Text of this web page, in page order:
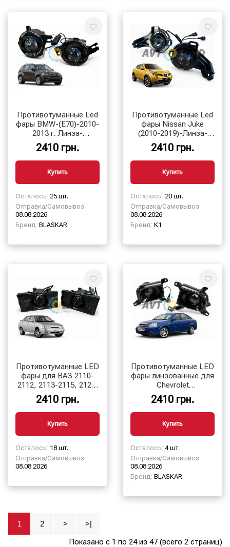
Противотуманные Led
фары BMW-(E70)-2010-
2013 г. Линза-
Управление по
телефону
2410 грн.
Купить
Осталось: 25 шт.
Отправка/Самовывоз:
08.08.2026
Бренд: BLASKAR
Противотуманные Led
фары Nissan Juke
(2010-2019)-Линза-
Управление по
телефону
2410 грн.
Купить
Осталось: 20 шт.
Отправка/Самовывоз:
08.08.2026
Бренд: K1
Противотуманные LED
фары для ВАЗ 2110-
2112, 2113-2115, 2123,
управление с
телефона,150ВАТТ
2410 грн.
Купить
Осталось: 18 шт.
Отправка/Самовывоз:
08.08.2026
Противотуманные LED
фары линзованные для
Chevrolet
Lacetti,Лачетти, 120W
управление с телефона
2410 грн.
Купить
Осталось: 4 шт.
Отправка/Самовывоз:
08.08.2026
Бренд: BLASKAR
1 2 > >|
Показано с 1 по 24 из 47 (всего 2 страниц)